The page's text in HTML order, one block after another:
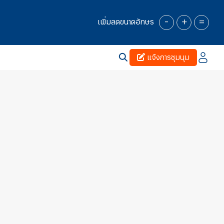
เพิ่มลดขนาดอักษร - + =
แจ้งการชุมนุม